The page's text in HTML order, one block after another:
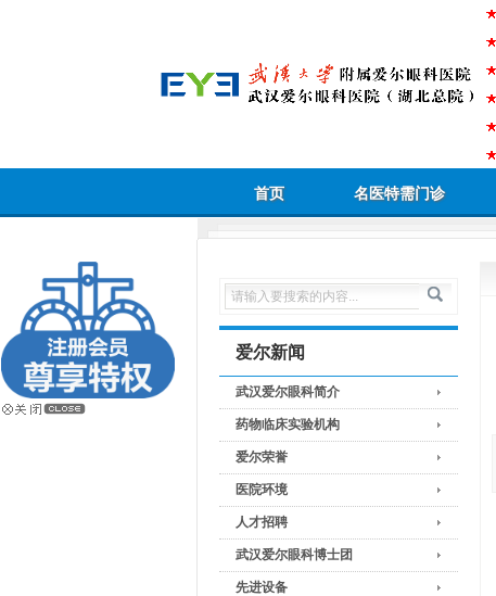
首页 名医特需门诊
爱尔新闻
武汉爱尔眼科简介
药物临床实验机构
爱尔荣誉
医院环境
人才招聘
武汉爱尔眼科博士团
先进设备